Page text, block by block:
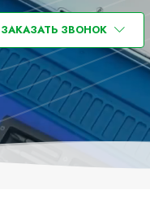
ЗАКАЗАТЬ ЗВОНОК